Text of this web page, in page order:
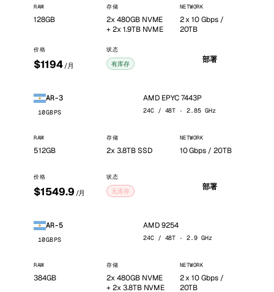
RAM
128GB
存储
2x 480GB NVME
+ 2x 1.9TB NVME
NETWORK
2 x 10 Gbps /
20TB
价格
$1194 /月
状态
有库存 部署
AR-3
10GBPS
AMD EPYC 7443P
24C / 48T · 2.85 GHz
RAM
512GB
存储
2x 3.8TB SSD
NETWORK
10 Gbps / 20TB
价格
$1549.9 /月
状态
无库存 部署
AR-5
10GBPS
AMD 9254
24C / 48T · 2.9 GHz
RAM
384GB
存储
2x 480GB NVME
+ 2x 3.8TB NVME
NETWORK
2 x 10 Gbps /
20TB